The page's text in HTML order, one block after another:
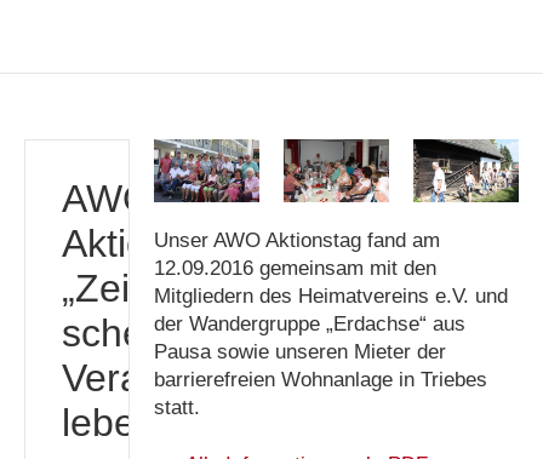
AWO
Aktionstag
„Zeit
schenken.
Verantwortung
leben.“
Unser AWO Aktionstag fand am
12.09.2016 gemeinsam mit den
Mitgliedern des Heimatvereins e.V. und
der Wandergruppe „Erdachse“ aus
Pausa sowie unseren Mieter der
barrierefreien Wohnanlage in Triebes
statt.